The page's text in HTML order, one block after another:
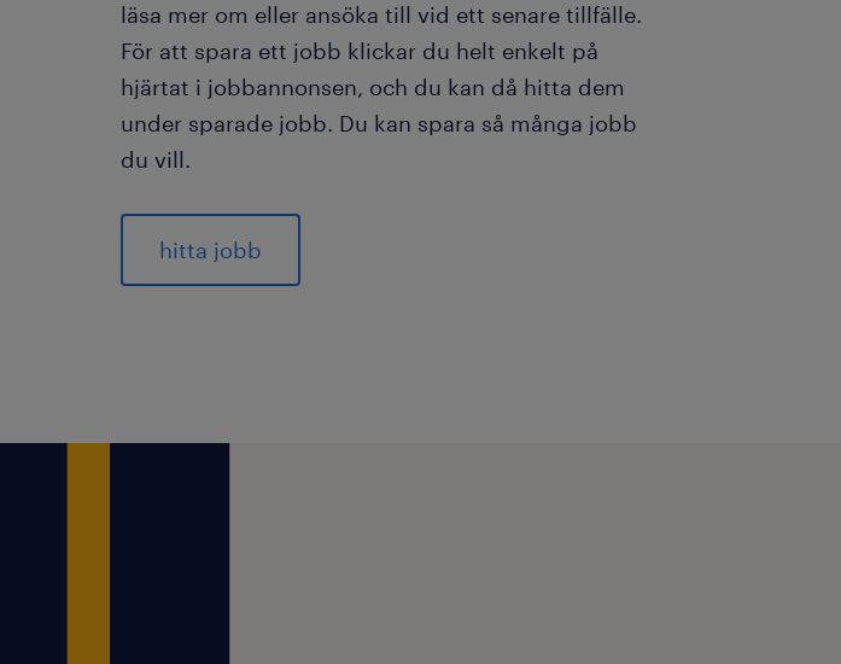
läsa mer om eller ansöka till vid ett senare tillfälle.
För att spara ett jobb klickar du helt enkelt på
hjärtat i jobbannonsen, och du kan då hitta dem
under sparade jobb. Du kan spara så många jobb
du vill.
hitta jobb